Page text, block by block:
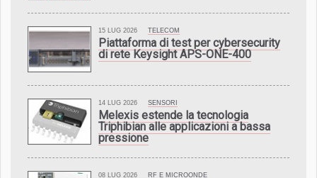
15 LUG 2026 TELECOM
Piattaforma di test per cybersecurity
di rete Keysight APS-ONE-400
14 LUG 2026 SENSORI
Melexis estende la tecnologia
Triphibian alle applicazioni a bassa
pressione
08 LUG 2026 RF E MICROONDE